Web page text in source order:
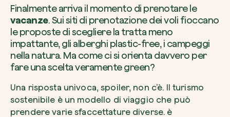
Finalmente arriva il momento di prenotare le
vacanze. Sui siti di prenotazione dei voli fioccano
le proposte di scegliere la tratta meno
impattante, gli alberghi plastic-free, i campeggi
nella natura. Ma come ci si orienta davvero per
fare una sceltaveramentegreen?
Una risposta univoca, spoiler, non c’è. Il turismo
sostenibile è un modello di viaggio che può
prendere varie sfaccettature diverse. è
Pianta un albero
Pianta, adotta o regala un albero. Scegli tra
Piantalo ora
Voglio ricevere comunicazioni e
da zeroCO2
Non compilare questo campo
Invia richiesta